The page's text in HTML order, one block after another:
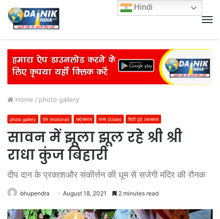
Home / photo gallery
photo gallery देश (National) धर्म/समाज राज्य (State) सिटी टुडे /आजकल
सावन में झूला झूल रहे श्री श्री
राधा कुंज बिहारी
दीप दान के प्रकाशऔर संकीर्त्तन की धूम से सजेगी मंदिर की रौनक
bhupendra August 18, 2021 2 minutes read
Hindi